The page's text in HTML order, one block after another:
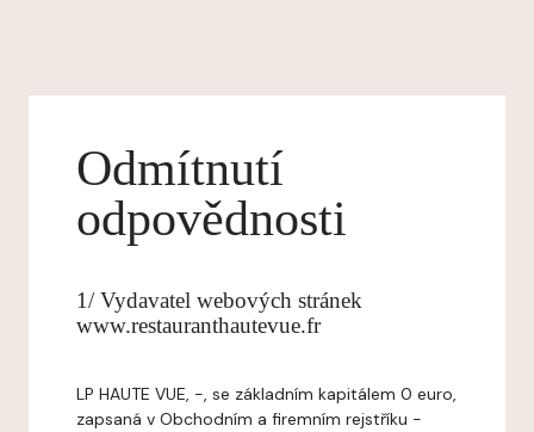
Odmítnutí
odpovědnosti
1/ Vydavatel webových stránek
www.restauranthautevue.fr
LP HAUTE VUE, -, se základním kapitálem 0 euro,
zapsaná v Obchodním a firemním rejstříku -